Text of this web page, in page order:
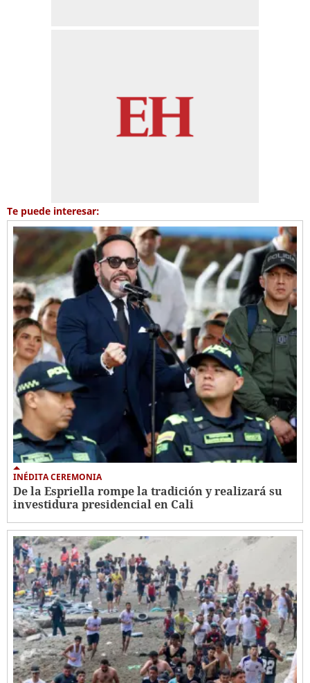
Te puede interesar:
INÉDITA CEREMONIA
De la Espriella rompe la tradición y realizará su
investidura presidencial en Cali